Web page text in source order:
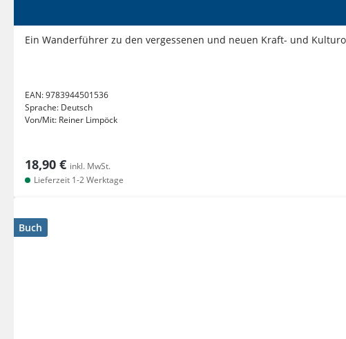
Ein Wanderführer zu den vergessenen und neuen Kraft- und
EAN:9783944501536
Sprache: Deutsch
Von/Mit: Reiner Limpöck
18,90 € inkl. MwSt.
Lieferzeit 1-2 Werktage
Buch